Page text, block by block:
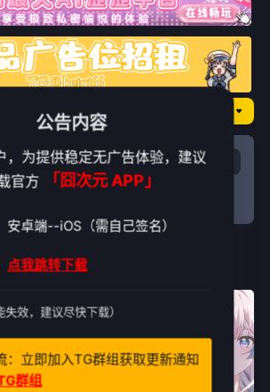
2 4
公告内容
，为提供稳定无广告体验，建议
官方
「囧次元 APP」
安卓端--iOS（需自己签名）
点我跳转下载
失效，建议尽快下载）
：立即加入TG群组获取更新通知
群组